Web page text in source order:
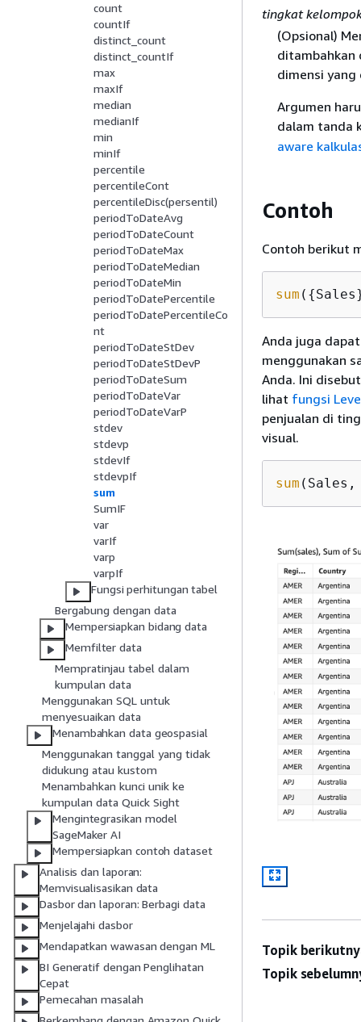
count
countIf
distinct_count
distinct_countIf
max
maxIf
median
medianIf
min
minIf
percentile
percentileCont
percentileDisc(persentil)
periodToDateAvg
periodToDateCount
periodToDateMax
periodToDateMedian
periodToDateMin
periodToDatePercentile
periodToDatePercentileCo
nt
periodToDateStDev
periodToDateStDevP
periodToDateSum
periodToDateVar
periodToDateVarP
stdev
stdevp
stdevIf
stdevpIf
sum
SumIF
var
varIf
varp
varpIf
Fungsi perhitungan tabel
Bergabung dengan data
Mempersiapkan bidang data
Memfilter data
Mempratinjau tabel dalam
kumpulan data
Menggunakan SQL untuk
menyesuaikan data
Menambahkan data geospasial
Menggunakan tanggal yang tidak
didukung atau kustom
Menambahkan kunci unik ke
kumpulan data Quick Sight
Mengintegrasikan model
SageMaker AI
Mempersiapkan contoh dataset
Analisis dan laporan:
Memvisualisasikan data
Dasbor dan laporan: Berbagi data
Menjelajahi dasbor
Mendapatkan wawasan dengan ML
BI Generatif dengan Penglihatan
Cepat
Pemecahan masalah
tingkat
(Opsional)
ditambahkan
dimensi yang
Argumen
dalam tanda
aware
Contoh
Contoh berikut
sum ( {
Anda juga
menggunakan
Anda. Ini
lihat fungsi
penjualan di
visual.
sum
Topik
Topik